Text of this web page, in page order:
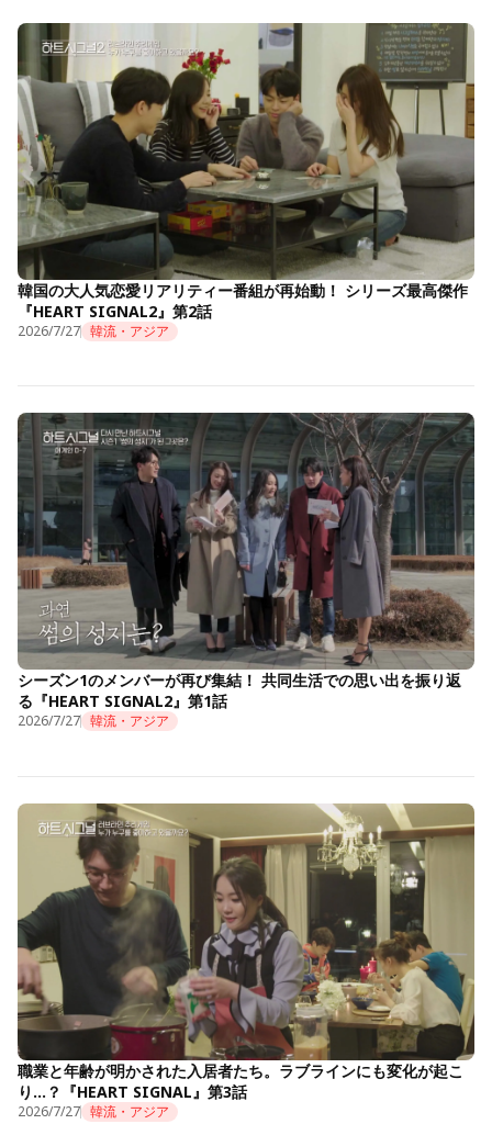
韓国の大人気恋愛リアリティー番組が再始動！ シリーズ最高傑作
『HEART SIGNAL2』第2話
2026/7/27 韓流・アジア
シーズン1のメンバーが再び集結！ 共同生活での思い出を振り返
る『HEART SIGNAL2』第1話
2026/7/27 韓流・アジア
職業と年齢が明かされた入居者たち。ラブラインにも変化が起こ
り…？『HEART SIGNAL』第3話
2026/7/27 韓流・アジア